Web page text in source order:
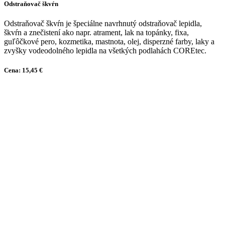
Odstraňovač škvŕn
Odstraňovač škvŕn je špeciálne navrhnutý odstraňovač lepidla,
škvŕn a znečistení ako napr. atrament, lak na topánky, fixa,
guľôčkové pero, kozmetika, mastnota, olej, disperzné farby, laky a
zvyšky vodeodolného lepidla na všetkých podlahách COREtec.
Cena: 15,45 €